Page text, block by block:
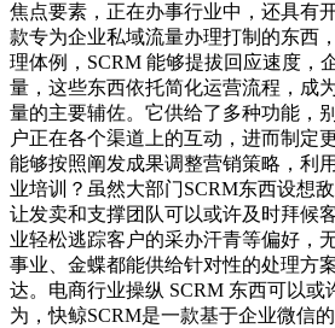
焦点要素，正在办事行业中，还具有
款专为企业私域流量办理打制的东西
理体例，SCRM 能够提拔回应速度，
量，这些东西依托简化运营流程，成
量的主要辅佐。它供给了多种功能，
户正在各个渠道上的互动，进而制定
能够按照阐发成果调整营销策略，利
业培训？虽然大部门SCRM东西设想
让发卖和支撑团队可以或许及时拜候
业轻松逃踪客户的采办汗青等偏好，
事业、金蝶都能供给针对性的处理方
达。电商行业操纵 SCRM 东西可以或
为，快鲸SCRM是一款基于企业微信